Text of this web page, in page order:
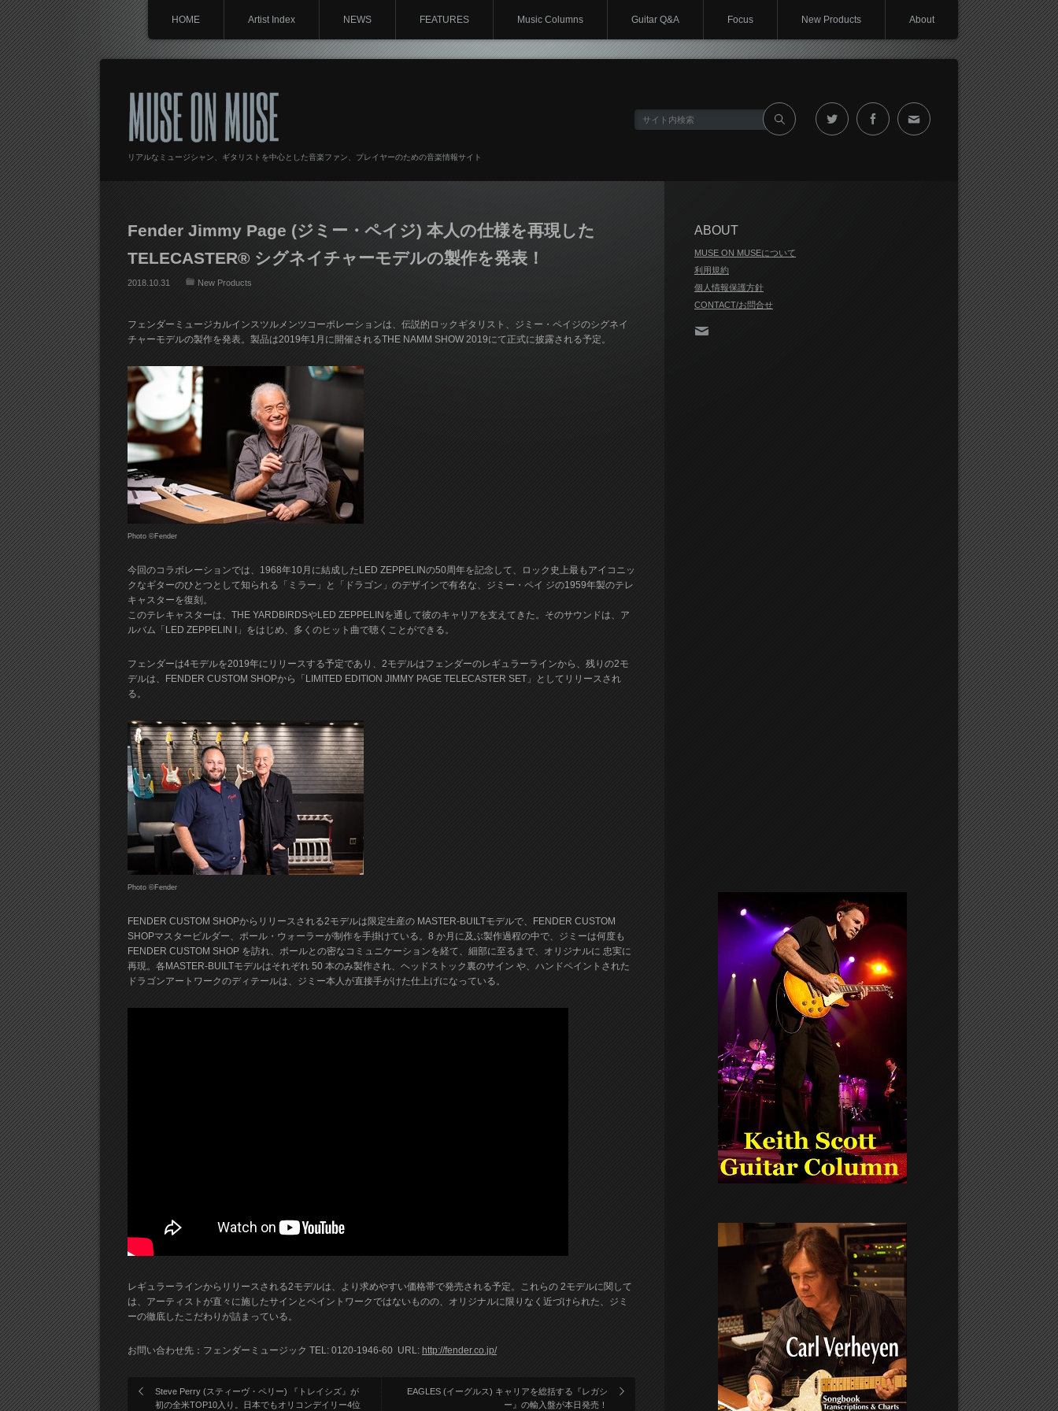
HOME Artist Index NEWS FEATURES Music Columns Guitar Q&A Focus New Products About
MUSE ON MUSE
リアルなミュージシャン、ギタリストを中心とした音楽ファン、プレイヤーのための音楽情報サイト
Twitter Facebook Contact
Fender Jimmy Page (ジミー・ペイジ) 本人の仕様を再現した
TELECASTER® シグネイチャーモデルの製作を発表！
2018.10.31 New Products
フェンダーミュージカルインスツルメンツコーポレーションは、伝説的ロックギタリスト、ジミー・ペイジのシグネイ
チャーモデルの製作を発表。製品は2019年1月に開催されるTHE NAMM SHOW 2019にて正式に披露される予定。
Photo ©Fender
今回のコラボレーションでは、1968年10月に結成したLED ZEPPELINの50周年を記念して、ロック史上最もアイコニッ
クなギターのひとつとして知られる「ミラー」と「ドラゴン」のデザインで有名な、ジミー・ペイ ジの1959年製のテレ
キャスターを復刻。
このテレキャスターは、THE YARDBIRDSやLED ZEPPELINを通して彼のキャリアを支えてきた。そのサウンドは、ア
ルバム「LED ZEPPELIN I」をはじめ、多くのヒット曲で聴くことができる。
フェンダーは4モデルを2019年にリリースする予定であり、2モデルはフェンダーのレギュラーラインから、残りの2モ
デルは、FENDER CUSTOM SHOPから「LIMITED EDITION JIMMY PAGE TELECASTER SET」としてリリースされ
る。
Photo ©Fender
FENDER CUSTOM SHOPからリリースされる2モデルは限定生産の MASTER-BUILTモデルで、FENDER CUSTOM
SHOPマスタービルダー、ポール・ウォーラーが制作を手掛けている。8 か月に及ぶ製作過程の中で、ジミーは何度も
FENDER CUSTOM SHOP を訪れ、ポールとの密なコミュニケーションを経て、細部に至るまで、オリジナルに 忠実に
再現。各MASTER-BUILTモデルはそれぞれ 50 本のみ製作され、ヘッドストック裏のサイン や、ハンドペイントされた
ドラゴンアートワークのディテールは、ジミー本人が直接手がけた仕上げになっている。
レギュラーラインからリリースされる2モデルは、より求めやすい価格帯で発売される予定。これらの 2モデルに関して
は、アーティストが直々に施したサインとペイントワークではないものの、オリジナルに限りなく近づけられた、ジミ
ーの徹底したこだわりが詰まっている。
お問い合わせ先：フェンダーミュージック TEL: 0120-1946-60 URL: http://fender.co.jp/
Steve Perry (スティーヴ・ペリー) 『トレイシズ』が
初の全米TOP10入り。日本でもオリコンデイリー4位
EAGLES (イーグルス) キャリアを総括する『レガシ
ー』の輸入盤が本日発売！
ABOUT
MUSE ON MUSEについて
利用規約
個人情報保護方針
CONTACT/お問合せ